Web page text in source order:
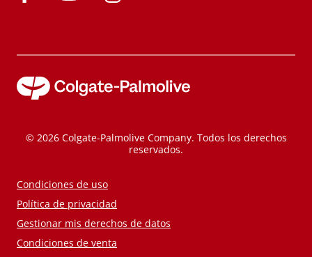
© 2026 Colgate-Palmolive Company. Todos los derechos
reservados.
Condiciones de uso
Política de privacidad
Gestionar mis derechos de datos
Condiciones de venta